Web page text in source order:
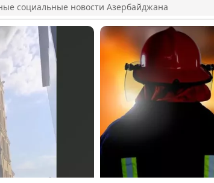
социальные новости Азербайджана